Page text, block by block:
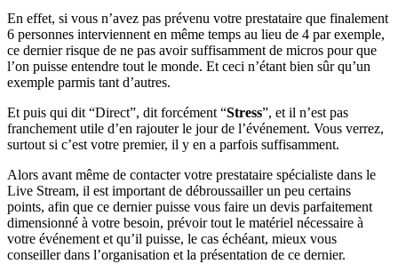
En effet, si vous n’avez pas prévenu votre prestataire que finalement
6 personnes interviennent en même temps au lieu de 4 par exemple,
ce dernier risque de ne pas avoir suffisamment de micros pour que
l’on puisse entendre tout le monde. Et ceci n’étant bien sûr qu’un
exemple parmis tant d’autres.
Et puis qui dit “Direct”, dit forcément “Stress”, et il n’est pas
franchement utile d’en rajouter le jour de l’événement. Vous verrez,
surtout si c’est votre premier, il y en a parfois suffisamment.
Alors avant même de contacter votre prestataire spécialiste dans le
Live Stream, il est important de débroussailler un peu certains
points, afin que ce dernier puisse vous faire un devis parfaitement
dimensionné à votre besoin, prévoir tout le matériel nécessaire à
votre événement et qu’il puisse, le cas échéant, mieux vous
conseiller dans l’organisation et la présentation de ce dernier.